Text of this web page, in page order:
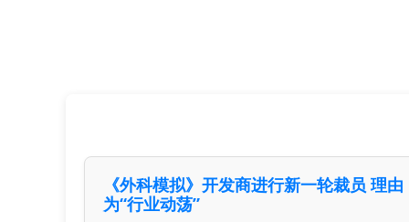
《外科模拟》开发商进行新一轮裁员 理由
为“行业动荡”